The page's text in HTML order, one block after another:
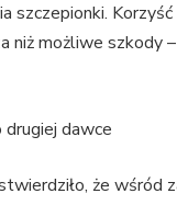
szczepionki.
niż możliwe szkody
drugiej dawce
że wśród